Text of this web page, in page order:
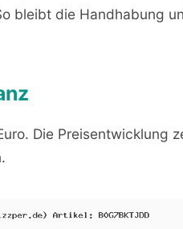
bleibt die Handhabung
Die Preisentwicklung